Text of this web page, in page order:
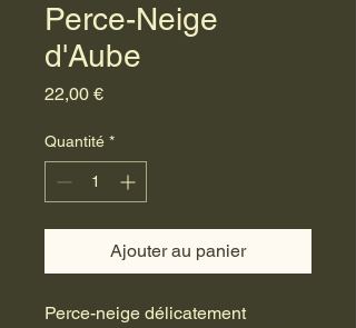
Perce-Neige
d'Aube
22,00 €Prix
Quantité *
Ajouter au panier
Perce-neige délicatement